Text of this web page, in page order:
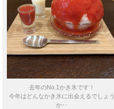
去年のNo.1かき氷です！
今年はどんなかき氷に出会えるでしょう
か‥